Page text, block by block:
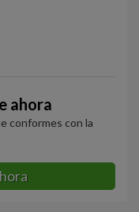
ahora
conformes con la